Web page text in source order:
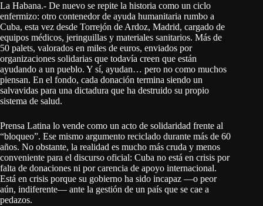
La Habana.- De nuevo se repite la historia como un ciclo
enfermizo: otro contenedor de ayuda humanitaria rumbo a
Cuba, esta vez desde Torrejón de Ardoz, Madrid, cargado de
equipos médicos, jeringuillas y materiales sanitarios. Más de
50 palets, valorados en miles de euros, enviados por
organizaciones solidarias que todavía creen que están
ayudando a un pueblo. Y sí, ayudan… pero no como muchos
piensan. En el fondo, cada donación termina siendo un
salvavidas para una dictadura que ha destruido su propio
sistema de salud.
Prensa Latina lo vende como un acto de solidaridad frente al
“bloqueo”. Ese mismo argumento reciclado durante más de 60
años. No obstante, la realidad es mucho más cruda y menos
conveniente para el discurso oficial: Cuba no está en crisis por
falta de donaciones ni por carencia de apoyo internacional.
Está en crisis porque su gobierno ha sido incapaz —o peor
aún, indiferente— ante la gestión de un país que se cae a
pedazos.